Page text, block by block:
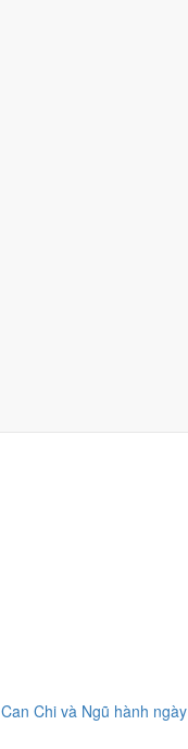
Can Chi và Ngũ hành ngày